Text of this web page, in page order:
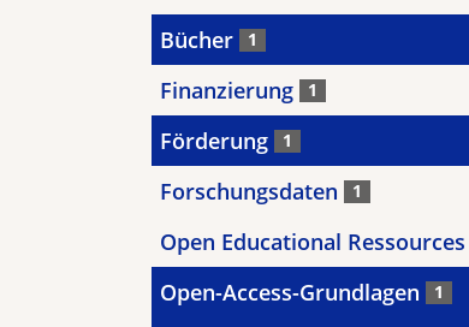
Bücher 1
Finanzierung 1
Förderung 1
Forschungsdaten 1
Open Educational Ressources
Open-Access-Grundlagen 1